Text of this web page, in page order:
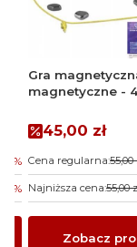
-13%
-13%
Gra
magnetyczne -
Cena
45,00 zł
Cena regularna:55,00
Najniższa cena:55,00
Zobacz